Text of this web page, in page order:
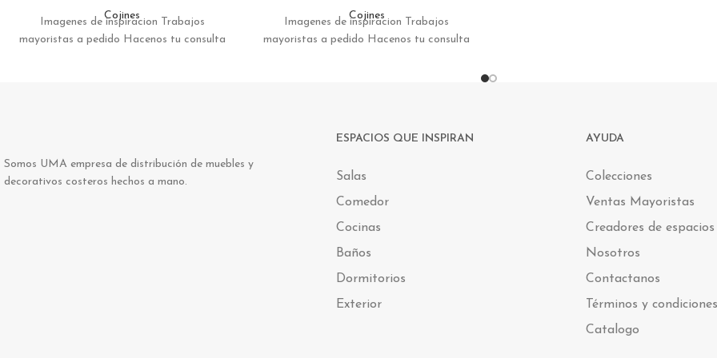
Cojines
Imagenes de inspiracion Trabajos
mayoristas a pedido Hacenos tu consulta
Cojines
Imagenes de inspiracion Trabajos
mayoristas a pedido Hacenos tu consulta
Somos UMA empresa de distribución de muebles y
decorativos costeros hechos a mano.
ESPACIOS QUE INSPIRAN
Salas
Comedor
Cocinas
Baños
Dormitorios
Exterior
AYUDA
Colecciones
Ventas Mayoristas
Creadores de espacios
Nosotros
Contactanos
Términos y condiciones
Catalogo